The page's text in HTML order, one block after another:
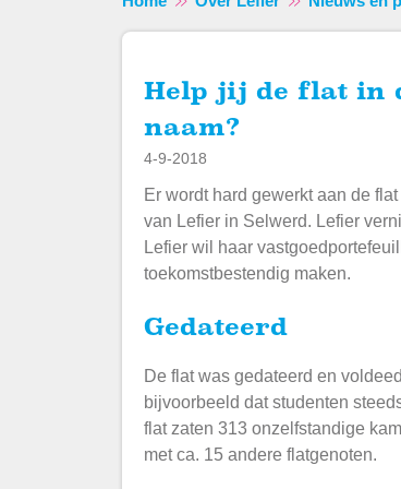
Help jij de flat in de Duindoornstraat aan een nieuwe
naam?
4-9-2018
Er wordt hard gewerkt aan de
van Lefier in Selwerd. Lefier
Lefier wil haar
toekomstbestendig maken.
Gedateerd
De flat was gedateerd en
bijvoorbeeld dat studenten
flat zaten 313 onzelfstandige
met ca. 15 andere flatgenoten.